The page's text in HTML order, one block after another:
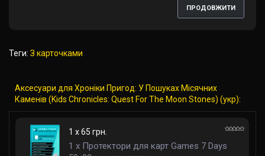
ПРОДОВЖИТИ
Теги: З карточками
Аксесуари для Хроніки Пригод: У Пошуках Місячних
Каменів (Kids Chronicles: Quest For The Moon Stones) (укр):
1 x 65 грн.
1 x Протектори для карт Games 7 Days